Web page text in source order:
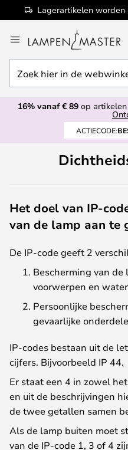
Lagerartikelen
naar
de
inhoud
hier
in
de16% vanaf € 89 op artikelen
ACTIECODE:
Het doel van IP-
van de lamp aan te
De IP-code geeft 2
Bescherming van
voorwerpen en
Persoonlijke
gevaarlijke
IP-codes bestaan uit de
cijfers. Bijvoorbeeld IP 44.
Er staat een 4 in zowel
en uit de beschrijvingen
de twee getallen samen
Als de lamp buiten moet
van de IP-code 1, 3 of 4